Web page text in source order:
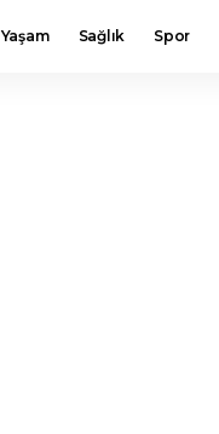
Yaşam Sağlık Spor